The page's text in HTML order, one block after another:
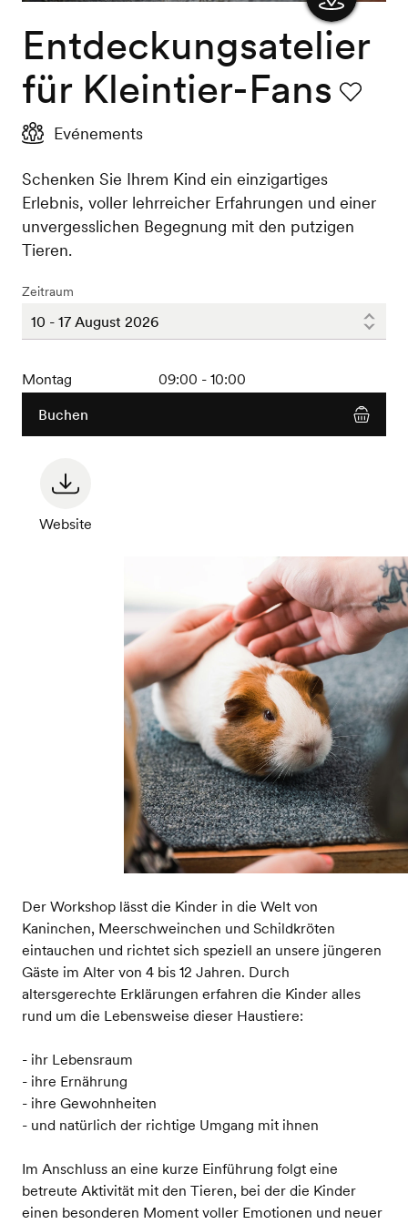
Karte
Entdeckungsatelier
für Kleintier-Fans
Evénements
Schenken Sie Ihrem Kind ein einzigartiges
Erlebnis, voller lehrreicher Erfahrungen und einer
unvergesslichen Begegnung mit den putzigen
Tieren.
Zeitraum
Montag
09:00 - 10:00
Buchen
Website
Der Workshop lässt die Kinder in die Welt von
Kaninchen, Meerschweinchen und Schildkröten
eintauchen und richtet sich speziell an unsere jüngeren
Gäste im Alter von 4 bis 12 Jahren. Durch
altersgerechte Erklärungen erfahren die Kinder alles
rund um die Lebensweise dieser Haustiere:
- ihr Lebensraum
- ihre Ernährung
- ihre Gewohnheiten
- und natürlich der richtige Umgang mit ihnen
Im Anschluss an eine kurze Einführung folgt eine
betreute Aktivität mit den Tieren, bei der die Kinder
einen besonderen Moment voller Emotionen und neuer